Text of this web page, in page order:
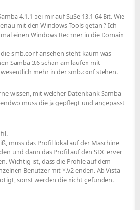
4.1.1 bei mir auf SuSe 13.1 64 Bit. Wie
mit den Windows Tools getan ? Ich
einen Windows Rechner in die Domain
smb.conf ansehen steht kaum was
Samba 3.6 schon am laufen mit
mehr in der smb.conf stehen.
wissen, mit welcher Datenbank Samba
muss die ja gepflegt und angepasst
muss das Profil lokal auf der Maschine
und dann das Profil auf den SDC erver
Wichtig ist, dass die Profile auf dem
Benutzer mit *.V2 enden. Ab Vista
sonst werden die nicht gefunden.